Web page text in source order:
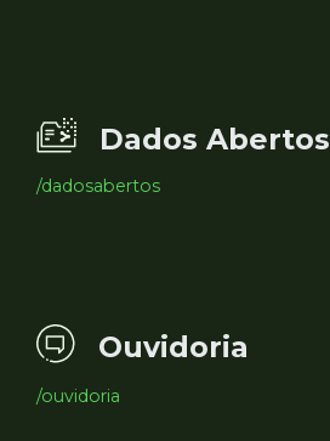
Dados Abertos
/dadosabertos
Ouvidoria
/ouvidoria